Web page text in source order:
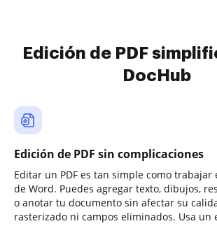
Edición de PDF
DocHub
Edición de PDF sin complicaciones
Editar un PDF es tan simple como
de Word. Puedes agregar texto, dibujos,
o anotar tu documento sin afectar su
rasterizado ni campos eliminados. Usa un